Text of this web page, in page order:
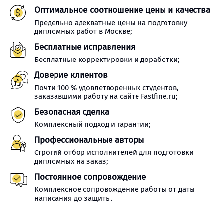
Оптимальное соотношение цены и качества
Предельно адекватные цены на подготовку
дипломных работ в Москве;
Бесплатные исправления
Бесплатные корректировки и доработки;
Доверие клиентов
Почти 100 % удовлетворенных студентов,
заказавшими работу на сайте Fastfine.ru;
Безопасная сделка
Комплексный подход и гарантии;
Профессиональные авторы
Строгий отбор исполнителей для подготовки
дипломных на заказ;
Постоянное сопровождение
Комплексное сопровождение работы от даты
написания до защиты.